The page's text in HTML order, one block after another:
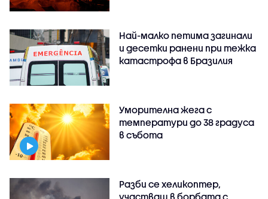
Най-малко петима загинали
и десетки ранени при тежка
катастрофа в Бразилия
Уморителна жега с
температури до 38 градуса
в събота
Разби се хеликоптер,
участващ в борбата с